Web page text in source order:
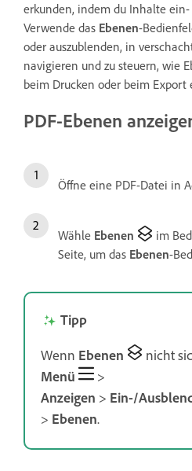
erkunden, indem du Inhalte ein-
Verwende das Ebenen-
oder auszublenden, in
navigieren und zu steuern, wie
beim Drucken oder beim Export
PDF-Ebenen
Öffne eine PDF-Datei in
Wähle Ebenen
im
Seite, um das Ebenen-
Tipp
Wenn Ebenen
nicht
Menü
>
Anzeigen > Ein-/
> Ebenen.